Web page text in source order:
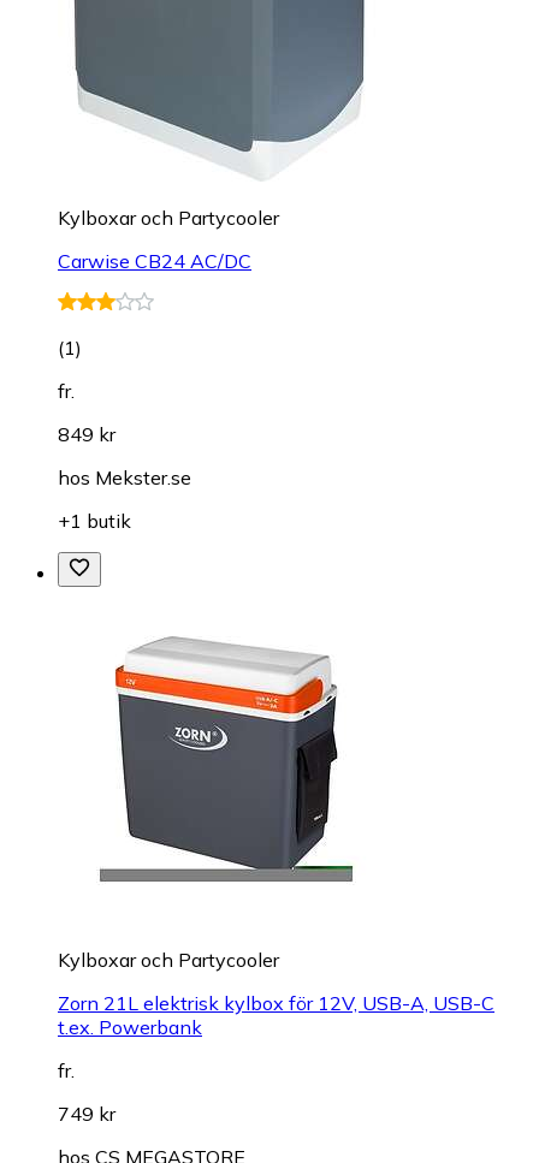
Kylboxar och Partycooler
Carwise CB24 AC/DC
(1)
fr.
849 kr
hos Mekster.se
+1 butik
Kylboxar och Partycooler
Zorn 21L elektrisk kylbox för 12V, USB-A, USB-C
t.ex. Powerbank
fr.
749 kr
hos CS MEGASTORE